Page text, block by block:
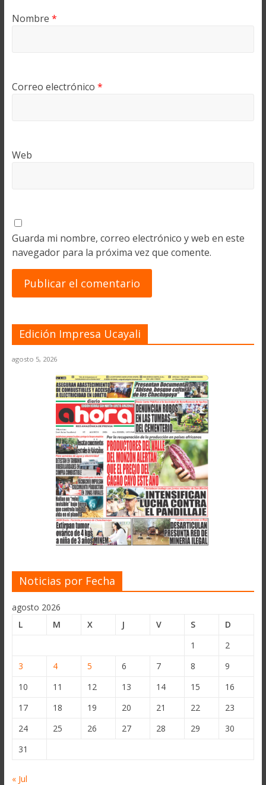
Nombre *
Correo electrónico *
Web
Guarda mi nombre, correo electrónico y web en este
navegador para la próxima vez que comente.
Edición Impresa Ucayali
agosto 5, 2026
Noticias por Fecha
agosto 2026
L
M X J V S
D
1
2
3
4 5 6 7 8
9
10
11 12 13 14 15
16
17
18 19 20 21 22
23
24
25 26 27 28 29
30
31
« Jul